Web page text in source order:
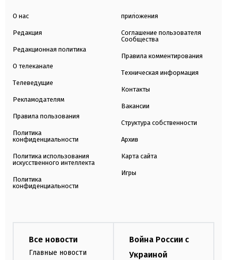
О нас
Редакция
Редакционная политика
О телеканале
Телеведущие
Рекламодателям
Правила пользования
Политика
конфиденциальности
Политика использования
искусственного интеллекта
Политика
конфиденциальности
приложения
Соглашение пользователя
Сообщества
Правила комментирования
Техническая информация
Контакты
Вакансии
Структура собственности
Архив
Карта сайта
Игры
Все новости
Главные новости
Война России с
Украиной